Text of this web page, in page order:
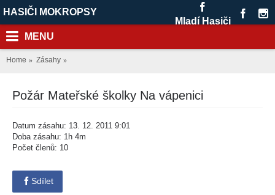
HASIČI MOKROPSY
Mladí Hasiči
MENU
Home Zásahy
Požár Mateřské školky Na vápenici
Datum zásahu: 13. 12. 2011 9:01
Doba zásahu: 1h 4m
Počet členů: 10
Sdílet